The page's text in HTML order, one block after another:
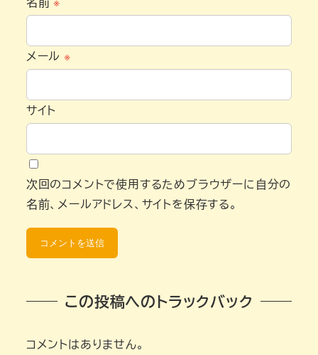
メール ※
サイト
次回のコメントで使用するためブラウザーに自分の
名前、メールアドレス、サイトを保存する。
この投稿へのトラックバック
コメントはありません。